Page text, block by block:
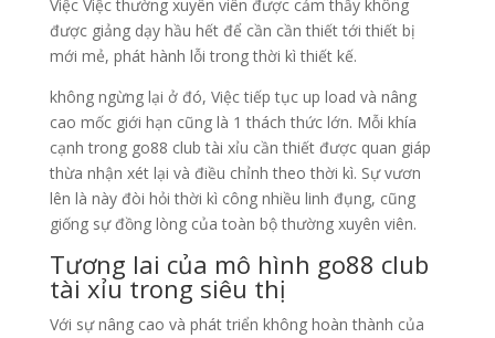
Việc Việc thường xuyên viên được cảm thấy không
được giảng dạy hầu hết để cần cần thiết tới thiết bị
mới mẻ, phát hành lỗi trong thời kì thiết kế.
không ngừng lại ở đó, Việc tiếp tục up load và nâng
cao mốc giới hạn cũng là 1 thách thức lớn. Mỗi khía
cạnh trong go88 club tài xỉu cần thiết được quan giáp
thừa nhận xét lại và điều chỉnh theo thời kì. Sự vươn
lên là này đòi hỏi thời kì công nhiều linh đụng, cũng
giống sự đồng lòng của toàn bộ thường xuyên viên.
Tương lai của mô hình go88 club
tài xỉu trong siêu thị
Với sự nâng cao và phát triển không hoàn thành của